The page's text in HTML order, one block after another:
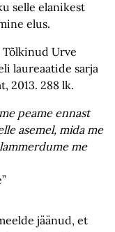
selle elanikest
elus.
Urve
laureaatide sarja
2013. 288 lk.
peame ennast
asemel, mida me
me
jäänud, et